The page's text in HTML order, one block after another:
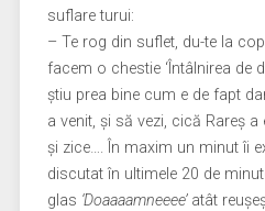
suflare turui:
– Te rog din suflet, du-te la
facem o chestie ‘Întâlnirea de
ştiu prea bine cum e de fapt
a venit, şi să vezi, cică Rareş
şi zice…. În maxim un minut îi
discutat în ultimele 20 de
glas ‘Doaaaamneeee’atât